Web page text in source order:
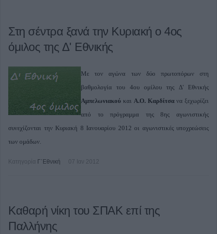
Στη σέντρα ξανά την Κυριακή ο 4ος
όμιλος της Δ' Εθνικής
Με τον αγώνα των δύο πρωτοπόρων στη
βαθμολογία του 4ου ομίλου της Δ' Εθνικής
Αμπελωνιακού και Α.Ο. Καρδίτσα να ξεχωρίζει
από το πρόγραμμα της 8ης αγωνιστικής
συνεχίζονται την Κυριακή 8 Ιανουαρίου 2012 οι αγωνιστικές υποχρεώσεις
των ομάδων.
Κατηγορία Γ΄Εθνική 07 Ιαν 2012
Καθαρή νίκη του ΣΠΑΚ επί της
Παλλήνης